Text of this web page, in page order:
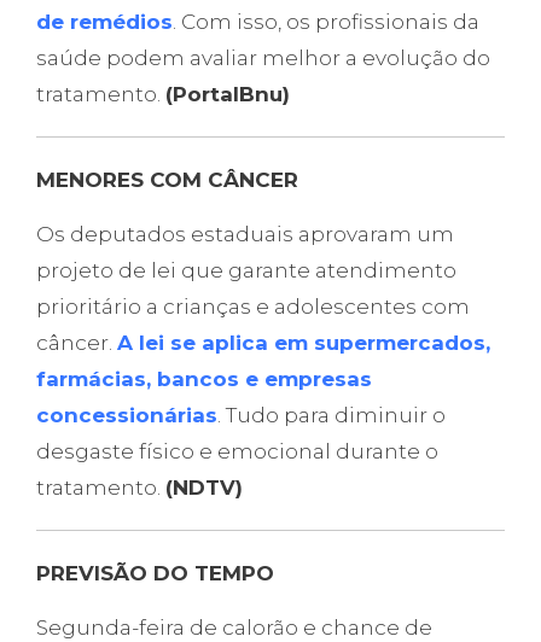
de remédios. Com isso, os profissionais da
saúde podem avaliar melhor a evolução do
tratamento. (PortalBnu)
MENORES COM CÂNCER
Os deputados estaduais aprovaram um
projeto de lei que garante atendimento
prioritário a crianças e adolescentes com
câncer. A lei se aplica em supermercados,
farmácias, bancos e empresas
concessionárias. Tudo para diminuir o
desgaste físico e emocional durante o
tratamento. (NDTV)
PREVISÃO DO TEMPO
Segunda-feira de calorão e chance de